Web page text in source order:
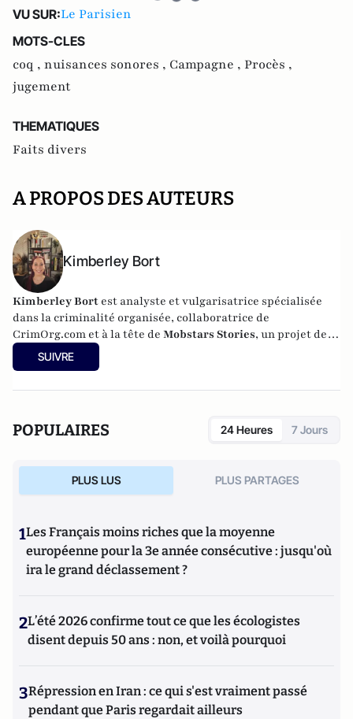
VU SUR:Le Parisien
MOTS-CLES
coq , nuisances sonores , Campagne , Procès ,
jugement
THEMATIQUES
Faits divers
A PROPOS DES AUTEURS
Kimberley Bort
Kimberley Bort est analyste et vulgarisatrice spécialisée
dans la criminalité organisée, collaboratrice de
CrimOrg.com et à la tête de Mobstars Stories, un projet de
contenus sur les réseaux sociaux qui explore les
dynamiques du crime organisé et ses représentations.
SUIVRE
POPULAIRES 24 Heures 7 Jours
PLUS LUS PLUS PARTAGES
1Les Français moins riches que la moyenne
européenne pour la 3e année consécutive : jusqu'où
ira le grand déclassement ?
2L’été 2026 confirme tout ce que les écologistes
disent depuis 50 ans : non, et voilà pourquoi
3Répression en Iran : ce qui s'est vraiment passé
pendant que Paris regardait ailleurs